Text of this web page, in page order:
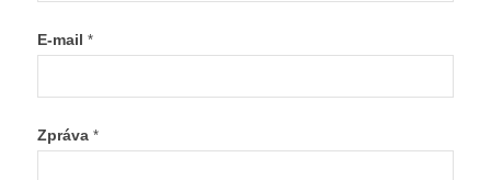
E-mail *
Zpráva *